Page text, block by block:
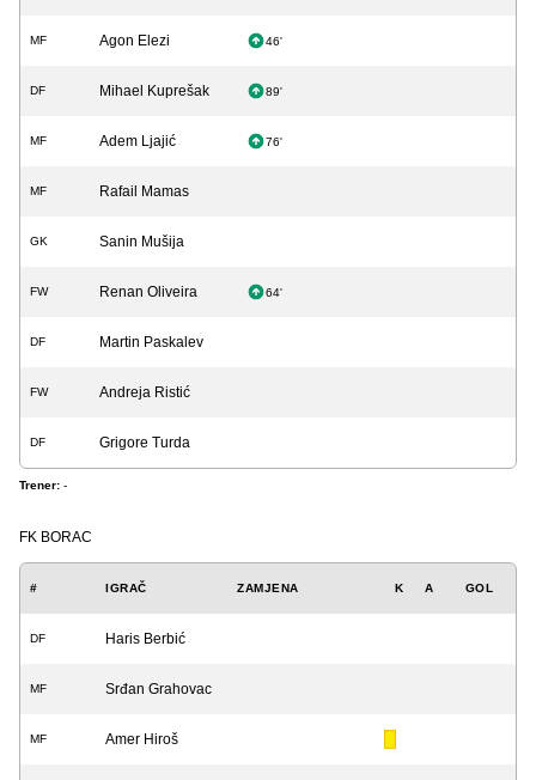
MF Agon Elezi 46'
DF Mihael Kuprešak 89'
MF Adem Ljajić 76'
MF Rafail Mamas
GK Sanin Mušija
FW Renan Oliveira 64'
DF Martin Paskalev
FW Andreja Ristić
DF Grigore Turda
Trener: -
FK BORAC
# IGRAČ ZAMJENA K A GOL
DF Haris Berbić
MF Srđan Grahovac
MF Amer Hiroš